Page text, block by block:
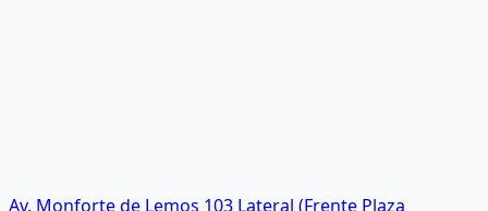
Av. Monforte de Lemos 103 Lateral (Frente Plaza